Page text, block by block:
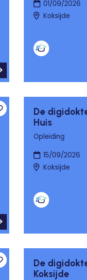
01/09/2026
Koksijde
aan
De
Huis
Opleiding
15/09/2026
Koksijde
aan
De
Koksijde